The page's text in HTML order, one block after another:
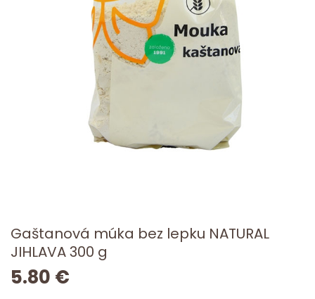
Gaštanová múka bez lepku NATURAL
JIHLAVA 300 g
5.80 €